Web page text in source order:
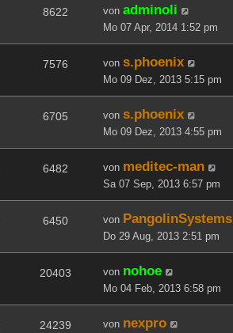
8622 von adminoli
Mo 07 Apr, 2014 1:52 pm
7576 von s.phoenix
Mo 09 Dez, 2013 5:15 pm
6705 von s.phoenix
Mo 09 Dez, 2013 4:55 pm
6482 von meditec-man
Sa 07 Sep, 2013 6:57 pm
6450 von PangolinSystems
Do 29 Aug, 2013 2:51 pm
20403 von nohoe
Mo 04 Feb, 2013 6:58 pm
24239 von nexpro